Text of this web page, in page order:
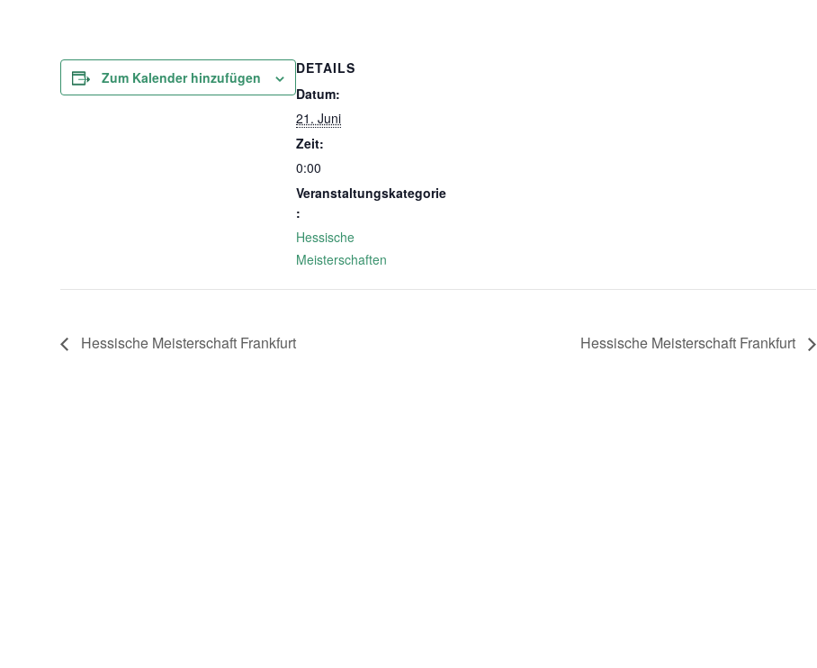
Zum Kalender hinzufügen
DETAILS
Datum:
21. Juni
Zeit:
0:00
Veranstaltungskategorie
:
Hessische
Meisterschaften
Hessische Meisterschaft Frankfurt Hessische Meisterschaft Frankfurt